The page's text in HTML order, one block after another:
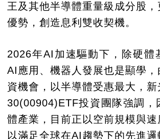
王及其他半導體重量級成分股
優勢，創造息利雙收契機。
2026年AI加速驅動下，除硬體
AI應用、機器人發展也是顯學
資機會，以半導體受惠最大，
30(00904)ETF投資團隊強調，
體產業，目前正以空前規模與速
以滿足全球在AI趨勢下的先進